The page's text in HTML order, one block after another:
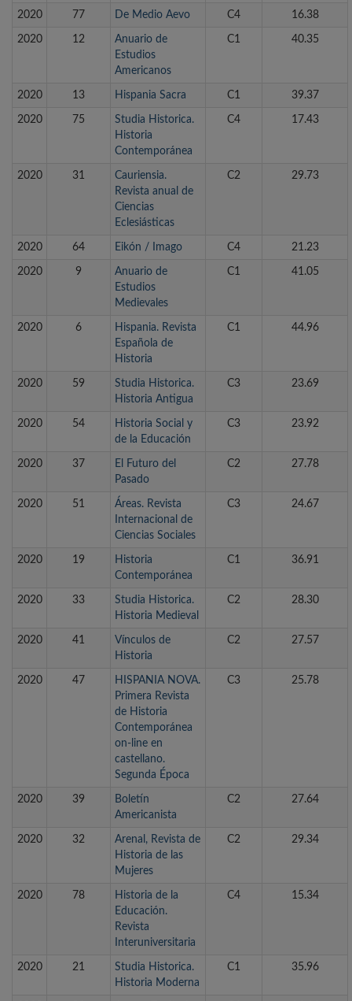
2020 77 De Medio Aevo C4 16.38
2020 12
Anuario de
Estudios
Americanos
C1 40.35
2020 13 Hispania Sacra C1 39.37
2020 75
Studia Historica.
Historia
Contemporánea
C4 17.43
2020 31
Cauriensia.
Revista anual de
Ciencias
Eclesiásticas
C2 29.73
2020 64 Eikón / Imago C4 21.23
2020 9
Anuario de
Estudios
Medievales
C1 41.05
2020 6
Hispania. Revista
Española de
Historia
C1 44.96
2020 59
Studia Historica.
Historia Antigua
C3 23.69
2020 54
Historia Social y
de la Educación
C3 23.92
2020 37
El Futuro del
Pasado
C2 27.78
2020 51
Áreas. Revista
Internacional de
Ciencias Sociales
C3 24.67
2020 19
Historia
Contemporánea
C1 36.91
2020 33
Studia Historica.
Historia Medieval
C2 28.30
2020 41
Vínculos de
Historia
C2 27.57
2020 47
HISPANIA NOVA.
Primera Revista
de Historia
Contemporánea
on-line en
castellano.
Segunda Época
C3 25.78
2020 39
Boletín
Americanista
C2 27.64
2020 32
Arenal, Revista de
Historia de las
Mujeres
C2 29.34
2020 78
Historia de la
Educación.
Revista
Interuniversitaria
C4 15.34
2020 21
Studia Historica.
Historia Moderna
C1 35.96